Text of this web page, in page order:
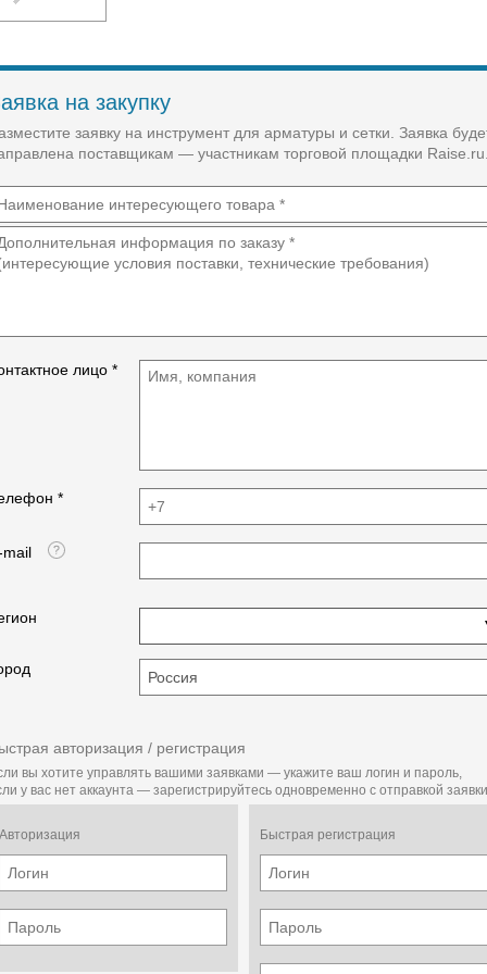
Количество связываний на катушку
190 / 120
Количество связываний на 1 аккумуляторе
450
Диам. проволоки
Габариты
Размеры
Пистолет для вязки арматуры DZ-04-A01 — это
высокопроизводительный портативный ручной
связывания арматурных стержней. Область
железобетоном, в том числе включающие в себя
работы с лифтами, люками, трубами, стеновыми
заменять работу сразу нескольких человек. Крепкое
связывание происходит за считаные секунды,
процесс становится простым и безопасным.
Специальная форма инструмента позволяет
труднодоступных местах. Количество связываний на
арматура 6×6 составляет около 190, на арматуре
19×19 — около 120. Длина проволоки в катушке
составляет 45 м.
Удобный портативный инструмент;
Различные области применения;
Использование не требует специальных навыков;
на закупку
заявку на инструмент для арматуры и сетки. Заявка
поставщикам — участникам торговой площадки
лицо *
*
mail
авторизация / регистрация
вы хотите управлять вашими заявками — укажите ваш логин и пароль,
у вас нет аккаунта — зарегистрируйтесь одновременно с отправкой
Авторизация Быстрая регистрация